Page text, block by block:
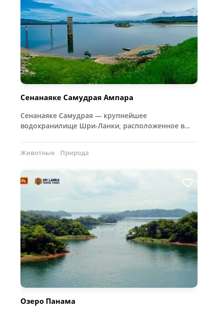
Сенанаяке Самудрая Ампара
Сенанаяке Самудрая — крупнейшее
водохранилище Шри-Ланки, расположенное в…
Животные Природа
Озеро Панама